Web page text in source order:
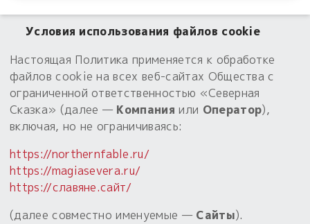
НОВИНКИ!
Издания о Славянской культуре и ведовстве
Коллекции
Наборы для курсов и книг
Обереги славян нательные
Обереги для дома и машины
Обрядовые предметы
Расходные материалы
Сказки
Гадание
Магия
Библиография
Об авторе и издательстве
Наборы для книг
Материалы
Для алтаря
Расходные материалы
Гадание он-лайн
Приложение для гадания
Новинки ›
Готовые заговоры
Для чего:
Предметы
Магические наборы
Условия использования файлов cookie
Настоящая Политика применяется к обработке
файлов cookie на всех веб-сайтах Общества с
ограниченной ответственностью «Северная
Сказка» (далее — Компания или Оператор),
включая, но не ограничиваясь:
https://northernfable.ru/
https://magiasevera.ru/
https://славяне.сайт/
(далее совместно именуемые — Сайты).